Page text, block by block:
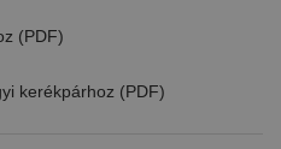
(PDF)
kerékpárhoz (PDF)